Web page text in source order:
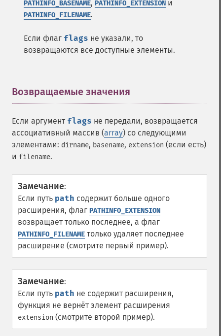
PATHINFO_BASENAME, PATHINFO_EXTENSION и
PATHINFO_FILENAME.
Если флаг flags не указали, то
возвращаются все доступные элементы.
Возвращаемые значения
Если аргумент flags не передали, возвращается
ассоциативный массив (array) со следующими
элементами: dirname, basename, extension (если есть)
и filename.
Замечание:
Если путь path содержит больше одного
расширения, флаг PATHINFO_EXTENSION
возвращает только последнее, а флаг
PATHINFO_FILENAME только удаляет последнее
расширение (смотрите первый пример).
Замечание:
Если путь path не содержит расширения,
функция не вернёт элемент расширения
extension (смотрите второй пример).